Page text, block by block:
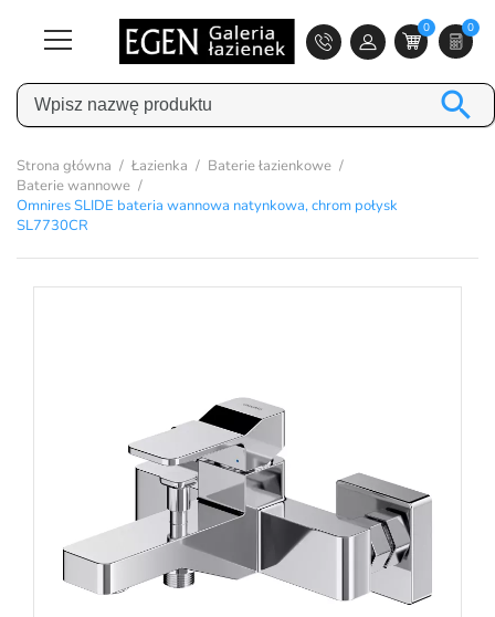
0 0

Strona główna Łazienka
Baterie łazienkowe
Baterie wannowe
Omnires SLIDE bateria wannowa natynkowa, chrom połysk
SL7730CR